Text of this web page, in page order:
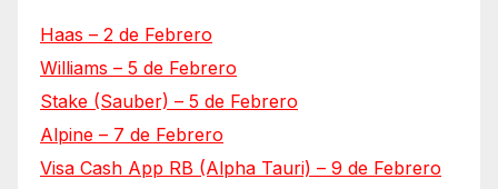
Haas – 2 de Febrero
Williams – 5 de Febrero
Stake (Sauber) – 5 de Febrero
Alpine – 7 de Febrero
Visa Cash App RB (Alpha Tauri) – 9 de Febrero